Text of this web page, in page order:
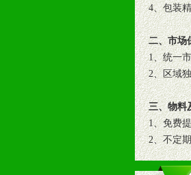
4、包装
二、市场
1、统一
2、区域
三、物料
1、免费
2、不定
3、根据